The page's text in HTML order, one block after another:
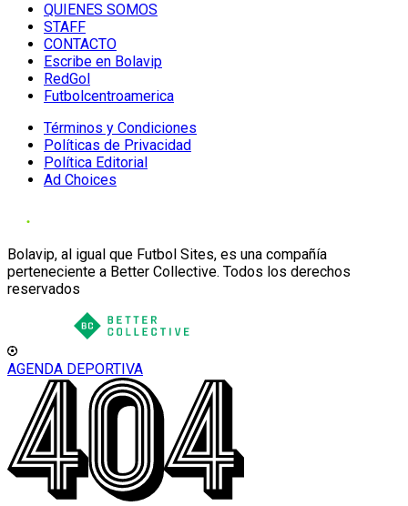
QUIENES SOMOS
STAFF
CONTACTO
Escribe en Bolavip
RedGol
Futbolcentroamerica
Términos y Condiciones
Políticas de Privacidad
Política Editorial
Ad Choices
Bolavip, al igual que Futbol Sites, es una compañía
perteneciente a Better Collective. Todos los derechos
reservados
AGENDA DEPORTIVA